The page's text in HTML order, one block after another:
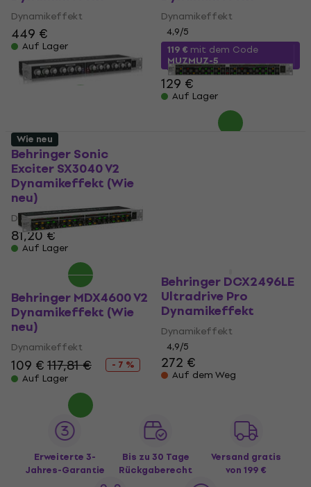
Dynamikeffekt
449 €
Auf Lager
Dynamikeffekt
4,9/5
119 € mit dem Code
MUZMUZ-5
129 €
Auf Lager
Behringer Sonic
Exciter SX3040 V2
Dynamikeffekt (Wie
neu)
Dynamikeffekt
81,20 €
Auf Lager
Wie neu
Behringer MDX4600 V2
Dynamikeffekt (Wie
neu)
Dynamikeffekt
109 €117,81 €
- 7 %
Auf Lager
Behringer DCX2496LE
Ultradrive Pro
Dynamikeffekt
Dynamikeffekt
4,9/5
272 €
Auf dem Weg
Erweiterte 3-
Jahres-Garantie
Bis zu 30 Tage
Rückgaberecht
Versand gratis
von 199 €